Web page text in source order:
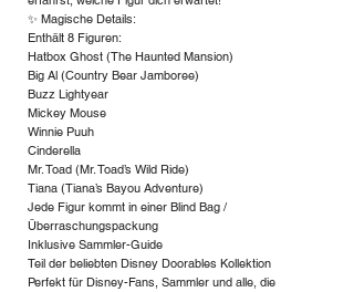
✨ Magische Details:
Enthält 8 Figuren:
Hatbox Ghost (The Haunted Mansion)
Big Al (Country Bear Jamboree)
Buzz Lightyear
Mickey Mouse
Winnie Puuh
Cinderella
Mr. Toad (Mr. Toad’s Wild Ride)
Tiana (Tiana’s Bayou Adventure)
Jede Figur kommt in einer Blind Bag /
Überraschungspackung
Inklusive Sammler-Guide
Teil der beliebten Disney Doorables Kollektion
Perfekt für Disney-Fans, Sammler und alle, die